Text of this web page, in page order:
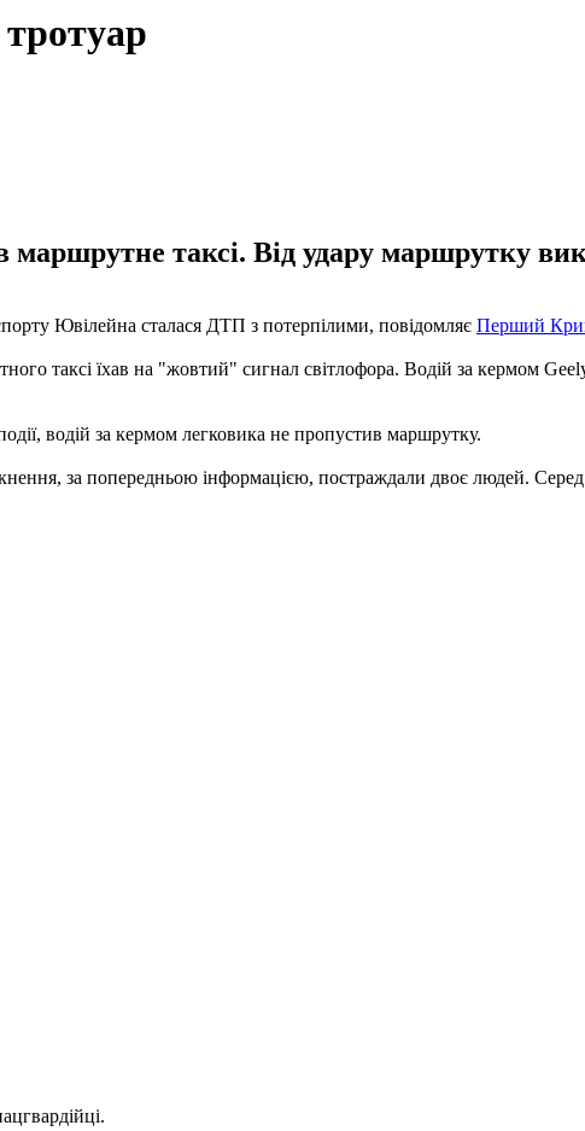
маршрутне таксі. Від удару маршрутку
Ювілейна сталася ДТП з потерпілими, повідомляє Перший
таксі їхав на "жовтий" сигнал світлофора. Водій за кермом
водій за кермом легковика не пропустив маршрутку.
за попередньою інформацією, постраждали двоє людей.